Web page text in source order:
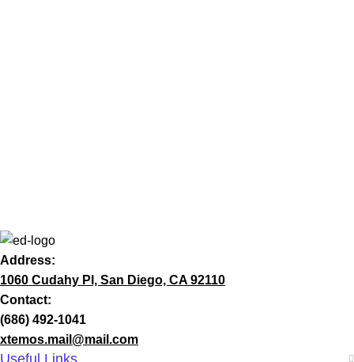
Address:
1060 Cudahy Pl, San Diego, CA 92110
Contact:
(686) 492-1041
xtemos.mail@mail.com